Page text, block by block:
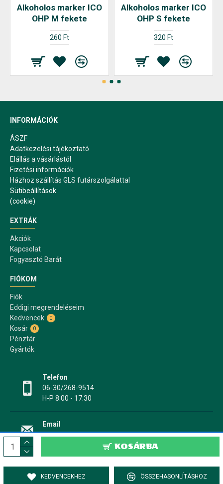
KOSÁRBA
KEDVENCEKHEZ ÖSSZEHASONLÍTÁSHOZ
Alkoholos marker ICO
OHP M fekete
260 Ft
Alkoholos marker ICO
OHP S fekete
320 Ft
INFORMÁCIÓK
ÁSZF
Adatkezelési tájékoztató
Elállás a vásárlástól
Fizetési információk
Házhoz szállítás GLS futárszolgálattal
Sütibeállítások
(cookie)
EXTRÁK
Akciók
Kapcsolat
Fogyasztó Barát
FIÓKOM
Fiók
Eddigi megrendeléseim
Kedvencek
0
Kosár 0
Pénztár
Gyártók
Telefon
06-30/268-9514
H-P 8:00 - 17:30
Email
info@papir17.hu
PAPÍR17.HU Papír-, írószer webáruház © 2022-2025 - Minden jog fenntartva!